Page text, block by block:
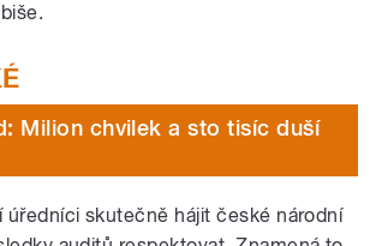
Milion chvilek a sto tisíc duší
úředníci skutečně hájit české národní